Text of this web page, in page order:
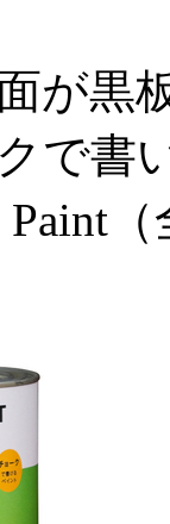
が
で書
（